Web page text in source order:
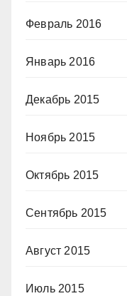
Февраль 2016
Январь 2016
Декабрь 2015
Ноябрь 2015
Октябрь 2015
Сентябрь 2015
Август 2015
Июль 2015